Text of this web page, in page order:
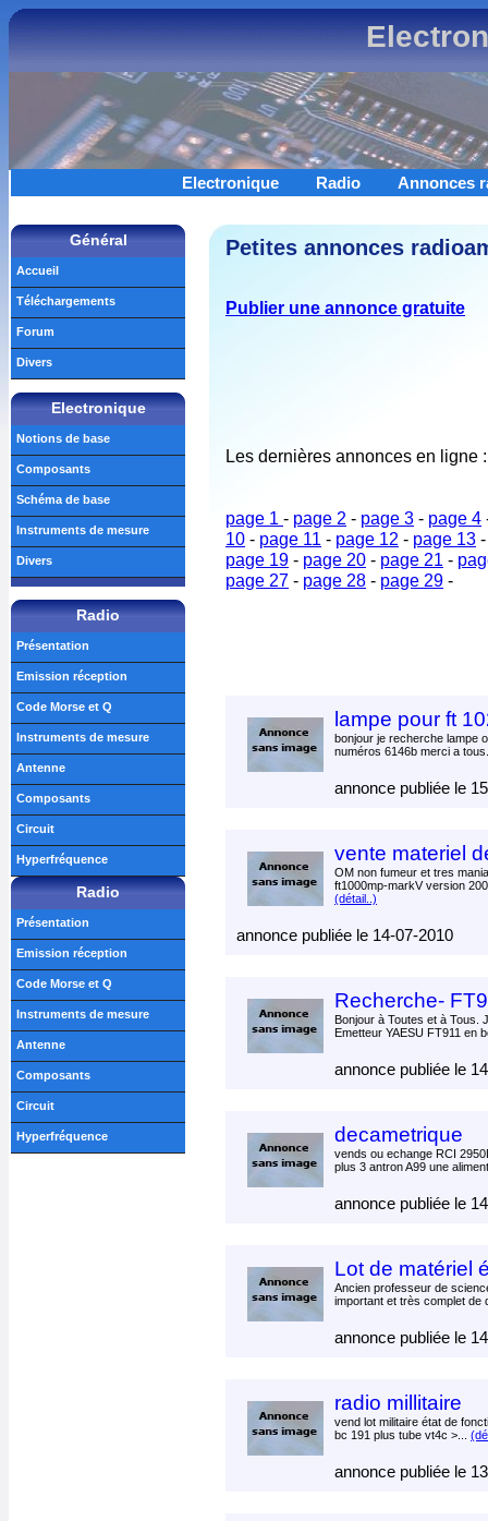
Electronique Radio Annonces
Petites annonces
Publier une annonce gratuite
Les dernières annonces en ligne :
page 1 - page 2 - page 3 - page 4
10 - page 11 - page 12 - page 13
page 19 - page 20 - page 21 -
page 27 - page 28 - page 29 -
lampe pour ft
bonjour je recherche lampe
numéros 6146b merci a
annonce publiée le
vente materiel
OM non fumeur et tres
ft1000mp-markV version
(détail..)
annonce publiée le 14-07-2010
Recherche-
Bonjour à Toutes et à Tous.
Emetteur YAESU FT911 en
annonce publiée le
decametrique
vends ou echange RCI
plus 3 antron A99 une
annonce publiée le
Lot de matériel
Ancien professeur de
important et très complet de
annonce publiée le
radio millitaire
vend lot militaire état de
bc 191 plus tube vt4c >...
annonce publiée le
Général
Accueil
Téléchargements
Forum
Divers
Electronique
Notions de base
Composants
Schéma de base
Instruments de mesure
Divers
Radio
Présentation
Emission réception
Code Morse et Q
Instruments de mesure
Antenne
Composants
Circuit
Hyperfréquence
Radio
Présentation
Emission réception
Code Morse et Q
Instruments de mesure
Antenne
Composants
Circuit
Hyperfréquence